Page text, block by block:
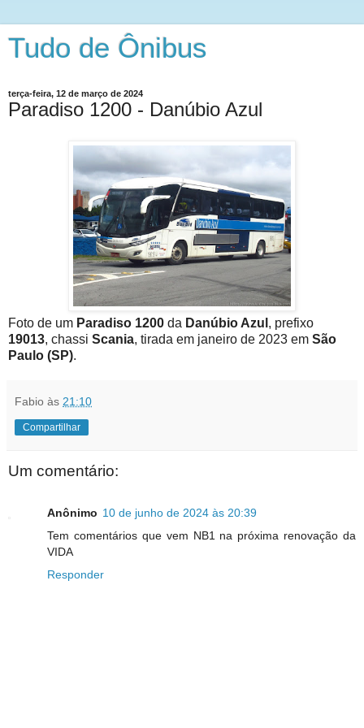
Tudo de Ônibus
terça-feira, 12 de março de 2024
Paradiso 1200 - Danúbio Azul
Foto de um Paradiso 1200 da Danúbio Azul , prefixo
19013, chassi Scania, tirada em janeiro de 2023 em São
Paulo (SP).
Fabio às 21:10
Compartilhar
Um comentário:
Anônimo 10 de junho de 2024 às 20:39
Tem comentários que vem NB1 na próxima renovação da
VIDA
Responder